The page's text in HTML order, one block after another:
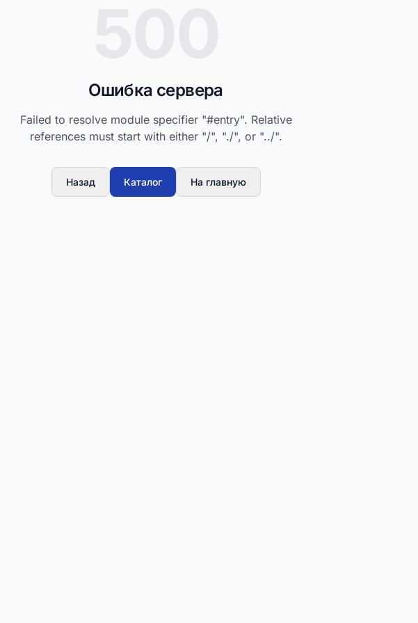
Ошибка сервера
Failed to resolve module specifier "#entry". Relative
references must start with either "/", "./", or "../".
Назад Каталог На главную